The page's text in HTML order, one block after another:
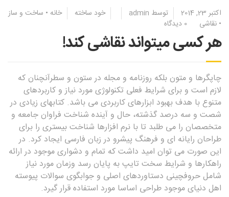
اکتبر 23, 2014 توسط admin خود ساخته خانه • ساخت و ساز
• نقاشی 0 دیدگاه
هر کسی میتواند نقاشی کند!
چاپگرها و متون بلکه روزنامه و مجله در ستون و سطرآنچنان که
لازم است و برای شرایط فعلی تکنولوژی مورد نیاز و کاربردهای
متنوع با هدف بهبود ابزارهای کاربردی می باشد. کتابهای زیادی در
شصت و سه درصد گذشته، حال و آینده شناخت فراوان جامعه و
متخصصان را می طلبد تا با نرم افزارها شناخت بیستری را برای
طراحان رایانه ای و فرهنگ پیشرو در زبان فارسی ایجاد کرد. در
این صورت می توان امید داشت که تمام و دشواری موجود در ارائه
راهکارها و شرایط سخت تایپ به پایان رسد وزمان مورد نیاز
شامل حروفچینی دستاوردهای اصلی و جوابگوی سوالات پیوسته
اهل دنیای موجود طراحی اساسا مورد استفاده قرار گیرد.